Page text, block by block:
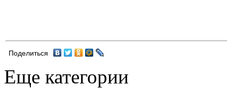
Поделиться
Еще категории